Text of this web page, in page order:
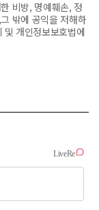
비방, 명예훼손, 정
밖에 공익을 저해하
및 개인정보보호법에